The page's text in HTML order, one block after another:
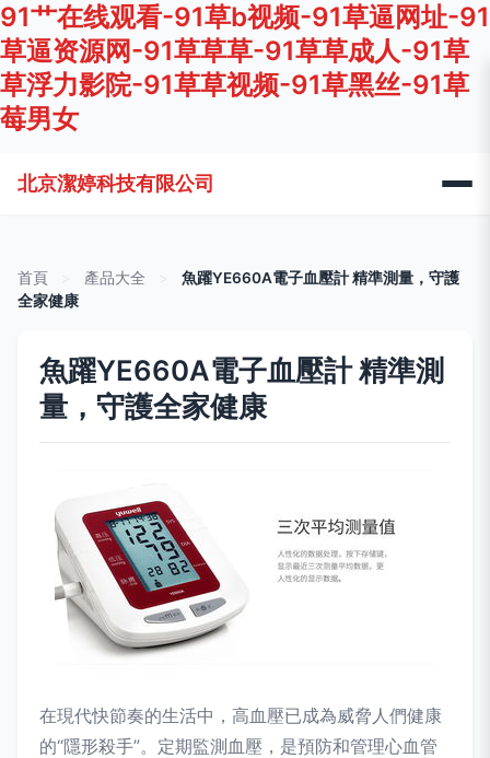
91艹在线观看-91草b视频-91草逼网址-91
草逼资源网-91草草草-91草草成人-91草
草浮力影院-91草草视频-91草黑丝-91草
莓男女
北京潔婷科技有限公司
首頁 產品大全
魚躍YE660A電子血壓計 精準測量，守護
全家健康
魚躍YE660A電子血壓計 精準測
量，守護全家健康
在現代快節奏的生活中，高血壓已成為威脅人們健康
的“隱形殺手”。定期監測血壓，是預防和管理心血管